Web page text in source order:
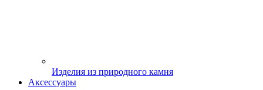
Изделия из природного камня
Аксессуары